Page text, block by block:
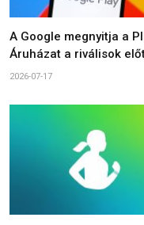
A Google megnyitja a
Áruházat a riválisok
2026-07-17